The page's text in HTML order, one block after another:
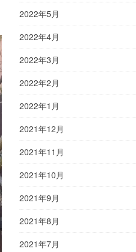
2022年5月
2022年4月
2022年3月
2022年2月
2022年1月
2021年12月
2021年11月
2021年10月
2021年9月
2021年8月
2021年7月